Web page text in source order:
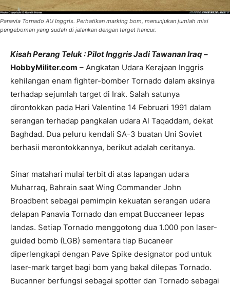
Panavia Tornado AU Inggris. Perhatikan marking bom, menunjukan jumlah misi
pengeboman yang sudah di jalankan dengan target hancur.
Kisah Perang Teluk : Pilot Inggris Jadi Tawanan Iraq –
HobbyMiliter.com – Angkatan Udara Kerajaan Inggris
kehilangan enam fighter-bomber Tornado dalam aksinya
terhadap sejumlah target di Irak. Salah satunya
dirontokkan pada Hari Valentine 14 Februari 1991 dalam
serangan terhadap pangkalan udara Al Taqaddam, dekat
Baghdad. Dua peluru kendali SA-3 buatan Uni Soviet
berhasii merontokkannya, berikut adalah ceritanya.
Sinar matahari mulai terbit di atas lapangan udara
Muharraq, Bahrain saat Wing Commander John
Broadbent sebagai pemimpin kekuatan serangan udara
delapan Panavia Tornado dan empat Buccaneer lepas
landas. Setiap Tornado menggotong dua 1.000 pon laser-
guided bomb (LGB) sementara tiap Bucaneer
diperlengkapi dengan Pave Spike designator pod untuk
laser-mark target bagi bom yang bakal dilepas Tornado.
Bucanner berfungsi sebagai spotter dan Tornado sebagai